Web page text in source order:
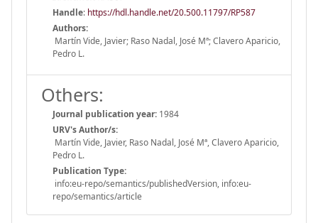
Handle: https://hdl.handle.net/20.500.11797/RP587
Authors:
Martín Vide, Javier; Raso Nadal, José Mª; Clavero Aparicio,
Pedro L.
Others:
Journal publication year: 1984
URV's Author/s:
Martín Vide, Javier, Raso Nadal, José Mª, Clavero Aparicio,
Pedro L.
Publication Type:
info:eu-repo/semantics/publishedVersion, info:eu-
repo/semantics/article